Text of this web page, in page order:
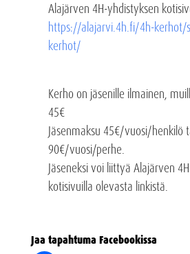
Alajärven 4H-yhdistyksen
https://alajarvi.4h.fi/4h-kerhot/
kerhot/
Kerho on jäsenille ilmainen,
45€
Jäsenmaksu 45€/vuosi/henkilö
90€/vuosi/perhe.
Jäseneksi voi liittyä Alajärven
kotisivuilla olevasta linkistä.
Jaa tapahtuma Facebookissa